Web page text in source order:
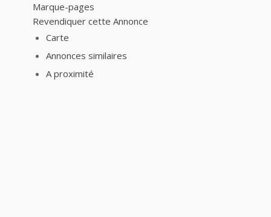
Marque-pages
Revendiquer cette Annonce
Carte
Annonces similaires
A proximité